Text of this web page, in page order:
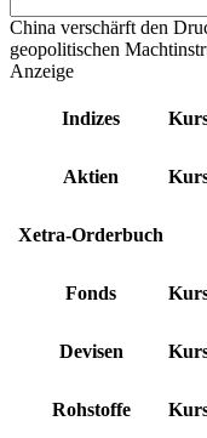
China verschärft den
geopolitischen
Anzeige
Indizes
Aktien
Xetra-Orderbuch
Fonds
Devisen
Rohstoffe